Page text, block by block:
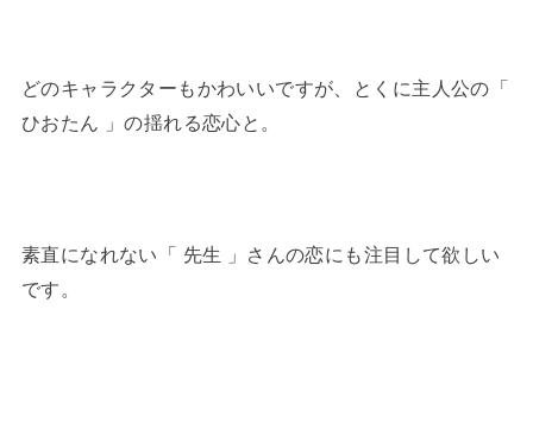
どのキャラクターもかわいいですが、とくに主人公の「
ひおたん 」の揺れる恋心と。
素直になれない「 先生 」さんの恋にも注目して欲しい
です。